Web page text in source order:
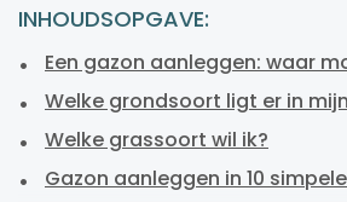
INHOUDSOPGAVE:
Een gazon aanleggen: waar
Welke grondsoort ligt er in
Welke grassoort wil ik?
Gazon aanleggen in 10